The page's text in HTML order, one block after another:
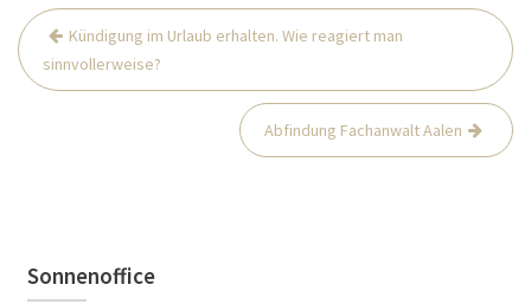
Beitrags-
Navigation
Kündigung im Urlaub erhalten. Wie reagiert man
sinnvollerweise?
Abfindung Fachanwalt Aalen
Sonnenoffice